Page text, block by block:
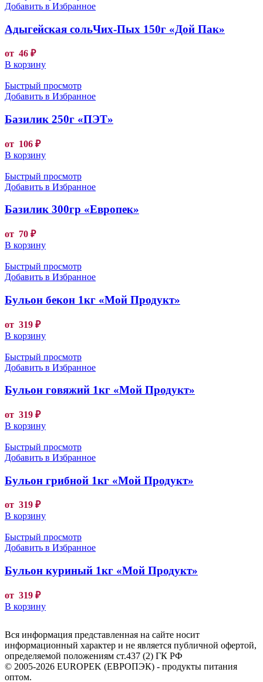
Добавить в Избранное
Адыгейская сольЧих-Пых 150г «Дой Пак»
от 46 ₽
В корзину
Быстрый просмотр
Добавить в Избранное
Базилик 250г «ПЭТ»
от 106 ₽
В корзину
Быстрый просмотр
Добавить в Избранное
Базилик 300гр «Европек»
от 70 ₽
В корзину
Быстрый просмотр
Добавить в Избранное
Бульон бекон 1кг «Мой Продукт»
от 319 ₽
В корзину
Быстрый просмотр
Добавить в Избранное
Бульон говяжий 1кг «Мой Продукт»
от 319 ₽
В корзину
Быстрый просмотр
Добавить в Избранное
Бульон грибной 1кг «Мой Продукт»
от 319 ₽
В корзину
Быстрый просмотр
Добавить в Избранное
Бульон куриный 1кг «Мой Продукт»
от 319 ₽
В корзину
Вся информация представленная на сайте носит
информационный характер и не является публичной офертой,
определяемой положениям ст.437 (2) ГК РФ
© 2005-2026 EUROPEK (ЕВРОПЭК) - продукты питания
оптом.